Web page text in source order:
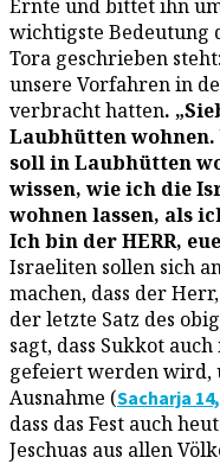
Ernte und bittet ihn
wichtigste Bedeutung
Tora geschrieben
unsere Vorfahren in
verbracht hatten.
Laubhütten
soll in Laubhütten
wissen, wie ich die
wohnen lassen, als
Ich bin der HERR,
Israeliten sollen sich
machen, dass der
der letzte Satz des
sagt, dass Sukkot
gefeiert werden wird,
Ausnahme (Sacharja
dass das Fest auch
Jeschuas aus allen